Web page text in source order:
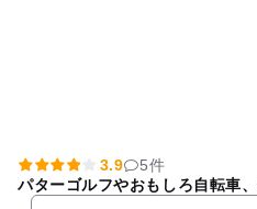
3.9
5件
パターゴルフやおもしろ自転車